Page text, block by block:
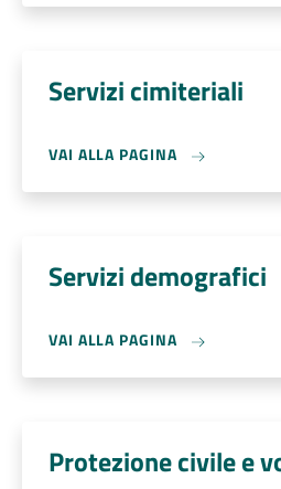
Servizi cimiteriali
VAI ALLA PAGINA
Servizi demografici
VAI ALLA PAGINA
Protezione civile e